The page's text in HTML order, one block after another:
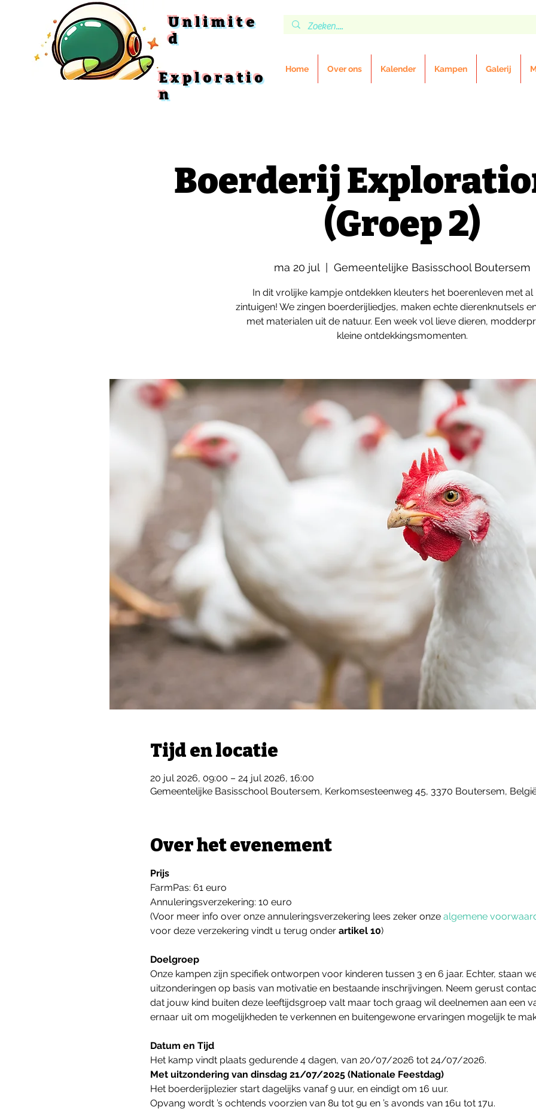
Unlimite
d
Exploratio
n
Home Over ons Kalender Kampen Galerij
Boerderij
(Groep 2)
ma 20 jul Gemeentelijke Basisschool Boutersem
In dit vrolijke kampje ontdekken kleuters het boerenleven met al
zintuigen! We zingen boerderijliedjes, maken echte dierenknutsels
met materialen uit de natuur. Een week vol lieve dieren,
kleine ontdekkingsmomenten.
Tijd en locatie
20 jul 2026, 09:00 – 24 jul 2026, 16:00
Gemeentelijke Basisschool Boutersem, Kerkomsesteenweg 45, 3370 Boutersem,
Over het evenement
Prijs
FarmPas: 61 euro
Annuleringsverzekering: 10 euro
(Voor meer info over onze annuleringsverzekering lees zeker onze algemene
voor deze verzekering vindt u terug onder artikel 10)
Doelgroep
Onze kampen zijn specifiek ontworpen voor kinderen tussen 3 en 6 jaar. Echter, staan
uitzonderingen op basis van motivatie en bestaande inschrijvingen. Neem gerust
dat jouw kind buiten deze leeftijdsgroep valt maar toch graag wil deelnemen aan een
ernaar uit om mogelijkheden te verkennen en buitengewone ervaringen mogelijk te
Datum en Tijd
Het kamp vindt plaats gedurende 4 dagen, van 20/07/2026 tot 24/07/2026.
Met uitzondering van dinsdag 21/07/2025 (Nationale Feestdag)
Het boerderijplezier start dagelijks vanaf 9 uur, en eindigt om 16 uur.
Opvang wordt ’s ochtends voorzien van 8u tot 9u en ’s avonds van 16u tot 17u.